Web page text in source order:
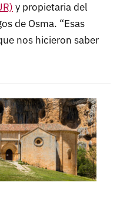
y propietaria del
de Osma. “Esas
nos hicieron saber